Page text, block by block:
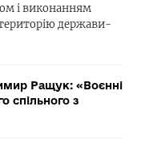
і виконанням
територію держави-
Ращук: «Воєнні
спільного з